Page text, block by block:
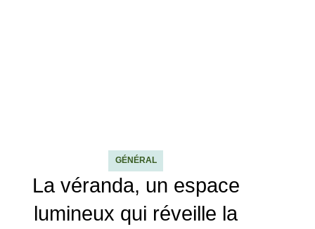
GÉNÉRAL
La véranda, un espace
lumineux qui réveille la